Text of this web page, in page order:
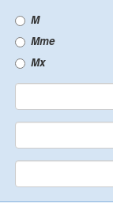
M
Mme
Mx